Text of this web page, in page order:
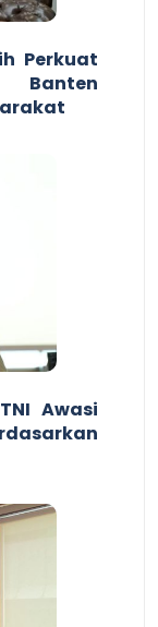
Perkuat
Banten
Awasi